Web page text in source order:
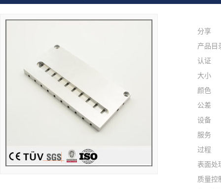
分享
产品目
认证
大小
颜色
公差
设备
服务
过程
表面处
质量控